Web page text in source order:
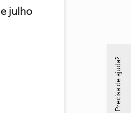
julho
Precisa de ajuda?